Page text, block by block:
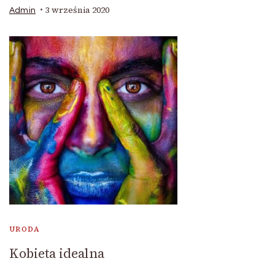
Admin 3 września 2020
URODA
Kobieta idealna